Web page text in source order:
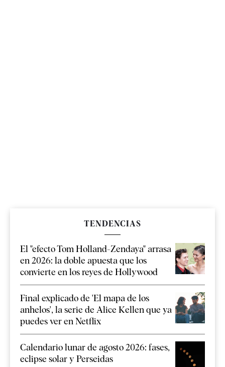
TENDENCIAS
El "efecto Tom Holland-Zendaya" arrasa
en 2026: la doble apuesta que los
convierte en los reyes de Hollywood
Final explicado de 'El mapa de los
anhelos', la serie de Alice Kellen que ya
puedes ver en Netflix
Calendario lunar de agosto 2026: fases,
eclipse solar y Perseidas